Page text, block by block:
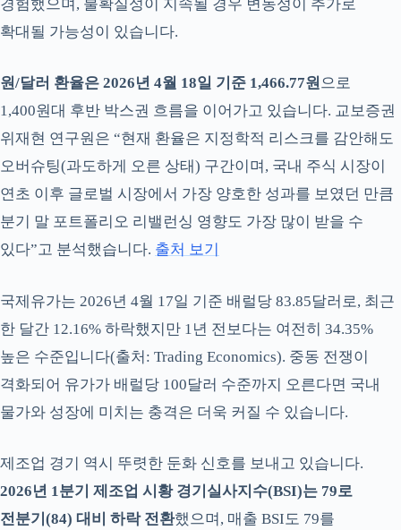
경험했으며, 불확실성이 지속될 경우 변동성이 추가로
확대될 가능성이 있습니다.
원/달러 환율은 2026년 4월 18일 기준 1,466.77원으로
1,400원대 후반 박스권 흐름을 이어가고 있습니다. 교보증권
위재현 연구원은 “현재 환율은 지정학적 리스크를 감안해도
오버슈팅(과도하게 오른 상태) 구간이며, 국내 주식 시장이
연초 이후 글로벌 시장에서 가장 양호한 성과를 보였던 만큼
분기 말 포트폴리오 리밸런싱 영향도 가장 많이 받을 수
있다”고 분석했습니다. 출처 보기
국제유가는 2026년 4월 17일 기준 배럴당 83.85달러로, 최근
한 달간 12.16% 하락했지만 1년 전보다는 여전히 34.35%
높은 수준입니다(출처: Trading Economics). 중동 전쟁이
격화되어 유가가 배럴당 100달러 수준까지 오른다면 국내
물가와 성장에 미치는 충격은 더욱 커질 수 있습니다.
제조업 경기 역시 뚜렷한 둔화 신호를 보내고 있습니다.
2026년 1분기 제조업 시황 경기실사지수(BSI)는 79로
전분기(84) 대비 하락 전환했으며, 매출 BSI도 79를